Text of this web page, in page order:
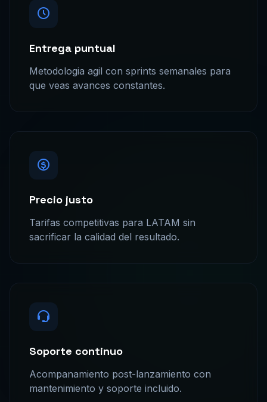
Entrega puntual
Metodologia agil con sprints semanales para
que veas avances constantes.
Precio justo
Tarifas competitivas para LATAM sin
sacrificar la calidad del resultado.
Soporte continuo
Acompanamiento post-lanzamiento con
mantenimiento y soporte incluido.